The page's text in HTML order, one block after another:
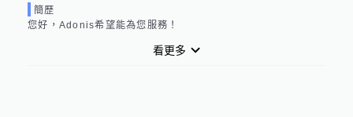
簡歷
您好， Adonis希望能為您服務！
看更多